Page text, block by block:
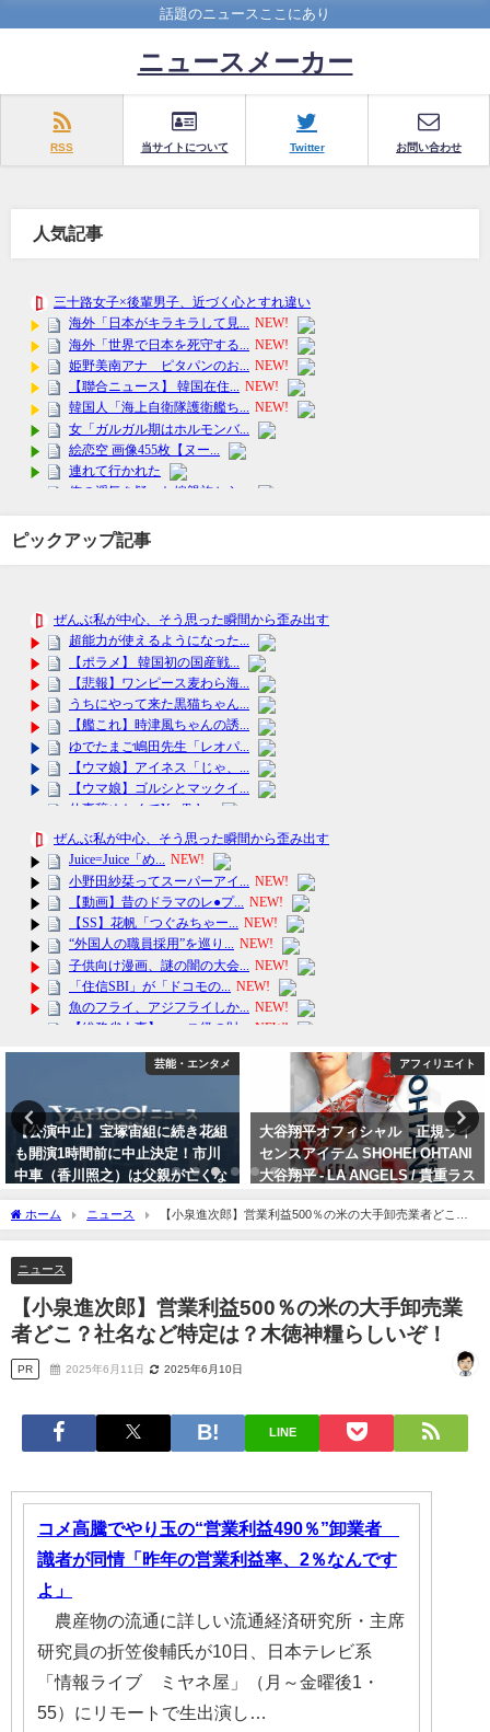
話題のニュースここにあり
ニュースメーカー
RSS 当サイトについて Twitter お問い合わせ
人気記事
ピックアップ記事
芸能・エンタメ
【公演中止】宝塚宙組に続き花組
も開演1時間前に中止決定！市川
中車（香川照之）は父親が亡くな
っても休演しなかった歌舞伎界と
の違いは？
アフィリエイト
大谷翔平オフィシャル 正規ライ
センスアイテム SHOHEI OHTANI
大谷翔平 - LA ANGELS / 貴重ラス
ト販売 公式 / オフィシャル
ホーム ニュース
【小泉進次郎】営業利益500％の米の大手卸売業者どこ？
社名など特定は？木徳神糧らしいぞ！
ニュース
【小泉進次郎】営業利益500％の米の大手卸売業
者どこ？社名など特定は？木徳神糧らしいぞ！
PR 2025年6月11日 2025年6月10日
LINE
コメ高騰でやり玉の“営業利益490％”卸業者
識者が同情「昨年の営業利益率、2％なんです
よ」
農産物の流通に詳しい流通経済研究所・主席
研究員の折笠俊輔氏が10日、日本テレビ系
「情報ライブ ミヤネ屋」（月～金曜後1・
55）にリモートで生出演し…